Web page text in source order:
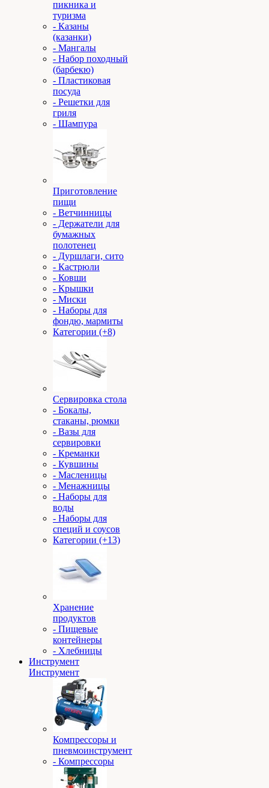
пикника и
туризма
- Казаны
(казанки)
- Мангалы
- Набор походный
(барбекю)
- Пластиковая
посуда
- Решетки для
гриля
- Шампура
Приготовление
пищи
- Ветчинницы
- Держатели для
бумажных
полотенец
- Дуршлаги, сито
- Кастрюли
- Ковши
- Крышки
- Миски
- Наборы для
фондю, мармиты
Категории (+8)
Сервировка стола
- Бокалы,
стаканы, рюмки
- Вазы для
сервировки
- Креманки
- Кувшины
- Масленицы
- Менажницы
- Наборы для
воды
- Наборы для
специй и соусов
Категории (+13)
Хранение
продуктов
- Пищевые
контейнеры
- Хлебницы
Инструмент
Инструмент
Компрессоры и
пневмоинструмент
- Компрессоры